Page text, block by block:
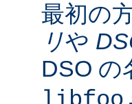
最初の
リや
DSO の